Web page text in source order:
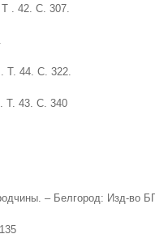
. 42. С. 307.
Т. 44. С. 322.
Т. 43. С. 340
– Белгород: Изд-во